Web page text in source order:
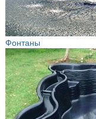
Фонтаны